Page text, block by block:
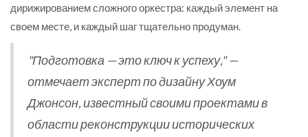
дирижированием сложного оркестра: каждый элемент на
своем месте, и каждый шаг тщательно продуман.
"Подготовка — это ключ к успеху," —
отмечает эксперт по дизайну Хоум
Джонсон, известный своими проектами в
области реконструкции исторических